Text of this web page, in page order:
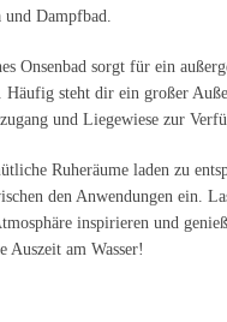
und Dampfbad.
Onsenbad sorgt für ein
Häufig steht dir ein großer
und Liegewiese zur
Ruheräume laden zu
den Anwendungen ein.
inspirieren und
Auszeit am Wasser!